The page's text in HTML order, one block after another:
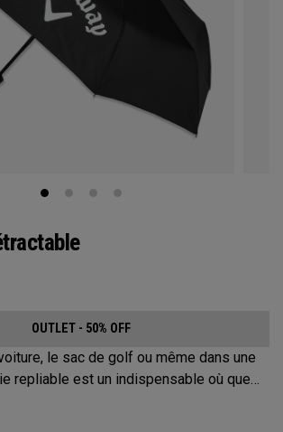
OUTLET - 50% OFF
le sac de golf ou même dans une
repliable est un indispensable où que